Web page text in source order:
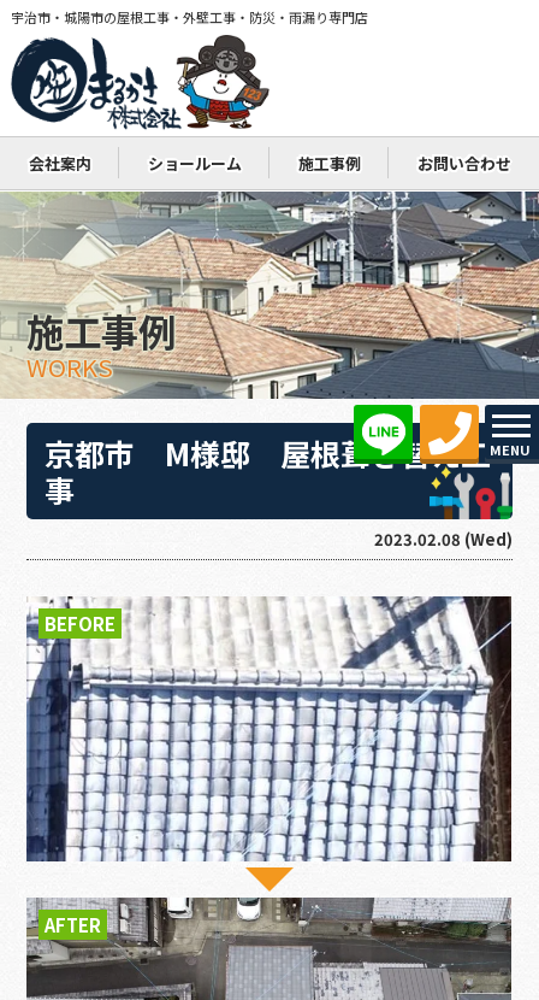
宇治市・城陽市の屋根工事・外壁工事・防災・雨漏り専門店
MENU
会社案内 ショールーム 施工事例 お問い合わせ
施工事例
WORKS
京都市 M様邸 屋根葺き替え工
事
2023.02.08 (Wed)
BEFORE
AFTER